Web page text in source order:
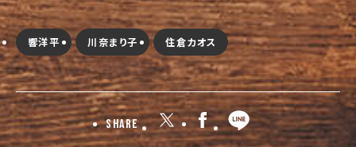
響洋平 川奈まり子 住倉カオス
Share